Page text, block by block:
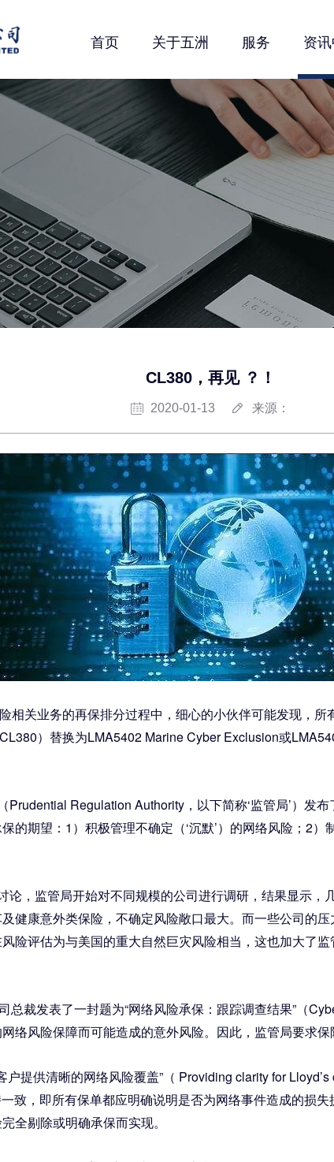
首页 关于五洲 服务 资
CL380，再见 ？！
2020-01-13 来源：
关业务的再保排分过程中，细心的小伙伴可能发现，所
）替换为LMA5402 Marine Cyber Exclusion或
Regulation Authority，以下简称‘监管局’）发
的期望：1）积极管理不确定（‘沉默’）的网络风险；2
，监管局开始对不同规模的公司进行调研，结果显示，
健康意外类保险，不确定风险敞口最大。而一些公司的
险评估为与美国的重大自然巨灾风险相当，这也加大了
裁发表了一封题为“网络风险承保：跟踪调查结果”（
络风险保障而可能造成的意外风险。因此，监管局要求保
提供清晰的网络风险覆盖”（ Providing clarity for
致，即所有保单都应明确说明是否为网络事件造成的损
全剔除或明确承保而实现。